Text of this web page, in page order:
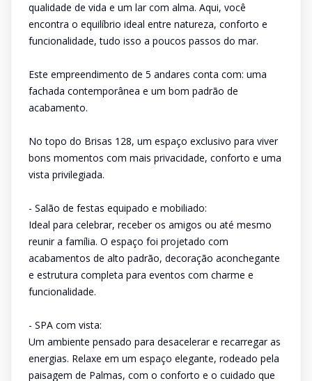
qualidade de vida e um lar com alma. Aqui, você
encontra o equilíbrio ideal entre natureza, conforto e
funcionalidade, tudo isso a poucos passos do mar.
Este empreendimento de 5 andares conta com: uma
fachada contemporânea e um bom padrão de
acabamento.
No topo do Brisas 128, um espaço exclusivo para viver
bons momentos com mais privacidade, conforto e uma
vista privilegiada.
- Salão de festas equipado e mobiliado:
Ideal para celebrar, receber os amigos ou até mesmo
reunir a família. O espaço foi projetado com
acabamentos de alto padrão, decoração aconchegante
e estrutura completa para eventos com charme e
funcionalidade.
- SPA com vista:
Um ambiente pensado para desacelerar e recarregar as
energias. Relaxe em um espaço elegante, rodeado pela
paisagem de Palmas, com o conforto e o cuidado que